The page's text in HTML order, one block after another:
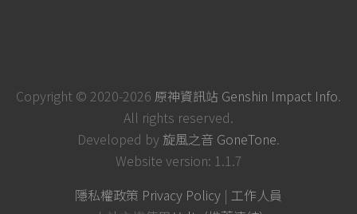
Copyright © 2020-2026 原神資訊站 Genshin Impact Info.
All rights reserved.
Developed by 旋風之音 GoneTone.
Website version: 1.1.7
隱私權政策 Privacy Policy | 工作人員